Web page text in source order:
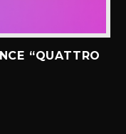
“QUATTRO